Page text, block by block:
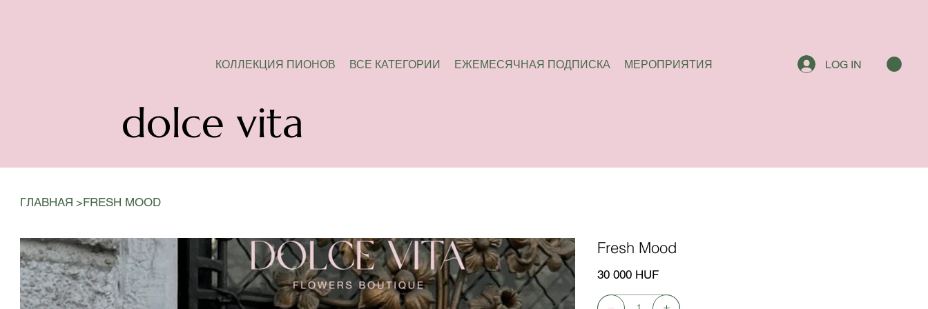
LOG IN
dolce vita
КОЛЛЕКЦИЯ ПИОНОВ ВСЕ КАТЕГОРИИ ЕЖЕМЕСЯЧНАЯ ПОДПИСКА МЕРОПРИЯТИЯ
ГЛАВНАЯ >FRESH MOOD
Fresh Mood
30 000 HUF